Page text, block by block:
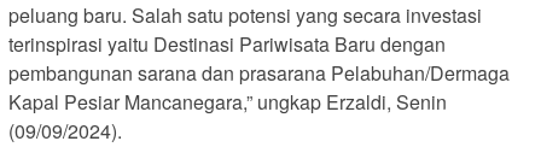
peluang baru. Salah satu potensi yang secara investasi
terinspirasi yaitu Destinasi Pariwisata Baru dengan
pembangunan sarana dan prasarana Pelabuhan/Dermaga
Kapal Pesiar Mancanegara,” ungkap Erzaldi, Senin
(09/09/2024).